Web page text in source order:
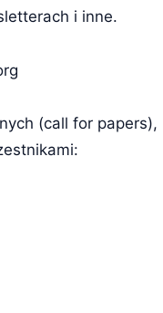
i inne.
(call for papers),